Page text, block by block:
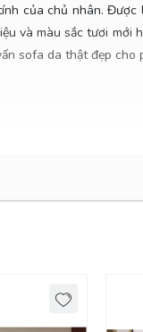
của chủ nhân.
và màu sắc tươi mới
sofa da thật đẹp cho